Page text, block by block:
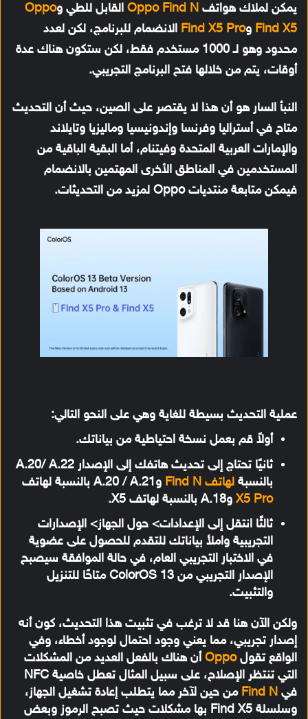
يمكن لملاك هواتف Oppo Find N القابل للطي وOppo
Find X5 وFind X5 Pro الانضمام للبرنامج، لكن لعدد
محدود وهو لـ 1000 مستخدم فقط، لكن ستكون هناك عدة
أوقات، يتم من خلالها فتح البرنامج التجريبي.
النبأ السار هو أن هذا لا يقتصر على الصين، حيث أن التحديث
متاح في أستراليا وفرنسا وإندونيسيا وماليزيا وتايلاند
والإمارات العربية المتحدة وفيتنام، أما البقية الباقية من
المستخدمين في المناطق الأخرى المهتمين بالانضمام
فيمكن متابعة منتديات Oppo لمزيد من التحديثات.
عملية التحديث بسيطة للغاية وهي على النحو التالي:
أولاً قم بعمل نسخة احتياطية من بياناتك.
ثانيًا تحتاج إلى تحديث هاتفك إلى الإصدار A.20/ A.22
بالنسبة لهاتف Find N
وA.20 / A.21 بالنسبة لهاتف
X5 Pro وA.18 بالنسبة لهاتف X5.
ثالثًا انتقل إلى الإعدادات> حول الجهاز> الإصدارات
التجريبية واملأ بياناتك للتقدم للحصول على عضوية
في الاختبار التجريبي العام، في حالة الموافقة سيصبح
الإصدار التجريبي من ColorOS 13 متاحًا للتنزيل
والتثبيت.
ولكن الآن هنا قد لا ترغب في تثبيت هذا التحديث، كون أنه
إصدار تجريبي، مما يعني وجود احتمال لوجود أخطاء، وفي
الواقع تقولOppo أن هناك بالفعل العديد من المشكلات
التي تنتظر الإصلاح، على سبيل المثال تعطل خاصية NFC
في Find N من حين لآخر مما يتطلب إعادة تشغيل الجهاز،
وسلسلة Find X5 بها مشكلات حيث تصبح الرموز وبعض